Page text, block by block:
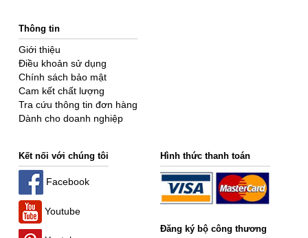
Thông tin
Giới thiệu
Điều khoản sử dụng
Chính sách bảo mật
Cam kết chất lượng
Tra cứu thông tin đơn hàng
Dành cho doanh nghiệp
Kết nối với chúng tôi
Facebook
Youtube
Hình thức thanh toán
Đăng ký bộ công thương